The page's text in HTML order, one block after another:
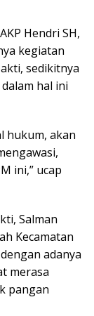
Hendri SH,
kegiatan
sedikitnya
hal ini
hukum, akan
ini,” ucap
Salman
Kecamatan
adanya
merasa
pangan